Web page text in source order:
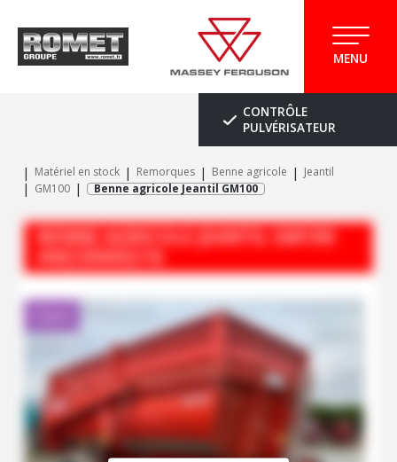
MENU
CONTRÔLE
PULVÉRISATEUR
Matériel en stock Remorques Benne agricole
Jeantil
GM100
Benne agricole Jeantil GM100
JEANTIL
GM100